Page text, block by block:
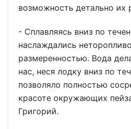
возможность детально их
- Сплавляясь вниз по
наслаждались
размеренностью. Вода
нас, неся лодку вниз по
позволяло полностью
красоте окружающих
Григорий.